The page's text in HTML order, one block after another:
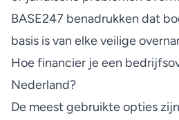
BASE247 benadrukken dat
basis is van elke veilige
Hoe financier je een
Nederland?
De meest gebruikte opties